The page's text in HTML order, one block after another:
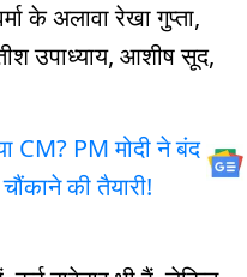
के अलावा रेखा गुप्ता,
उपाध्याय, आशीष सूद,
CM? PM मोदी ने बंद
की तैयारी!